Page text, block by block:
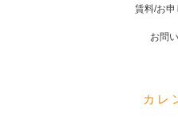
賃料/お
お問
カレ